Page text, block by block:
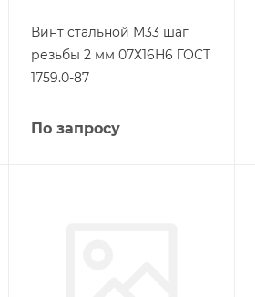
Винт стальной М33 шаг
резьбы 2 мм 07Х16Н6 ГОСТ
1759.0-87
По запросу